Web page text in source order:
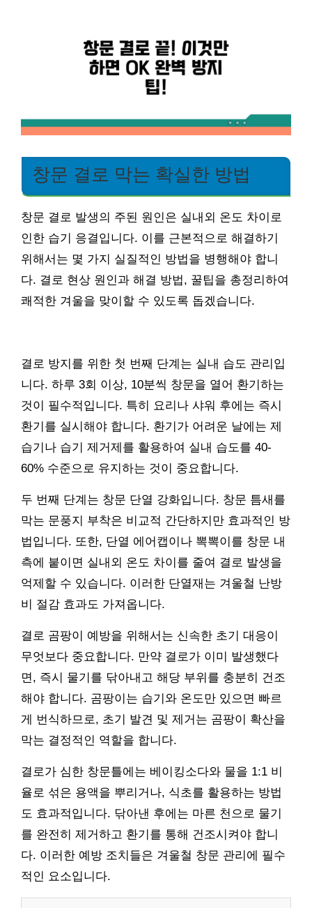
창문 결로 막는 확실한 방법
창문 결로 발생의 주된 원인은 실내외 온도 차이로
인한 습기 응결입니다. 이를 근본적으로 해결하기
위해서는 몇 가지 실질적인 방법을 병행해야 합니
다. 결로 현상 원인과 해결 방법, 꿀팁을 총정리하여
쾌적한 겨울을 맞이할 수 있도록 돕겠습니다.
결로 방지를 위한 첫 번째 단계는 실내 습도 관리입
니다. 하루 3회 이상, 10분씩 창문을 열어 환기하는
것이 필수적입니다. 특히 요리나 샤워 후에는 즉시
환기를 실시해야 합니다. 환기가 어려운 날에는 제
습기나 습기 제거제를 활용하여 실내 습도를 40-
60% 수준으로 유지하는 것이 중요합니다.
두 번째 단계는 창문 단열 강화입니다. 창문 틈새를
막는 문풍지 부착은 비교적 간단하지만 효과적인 방
법입니다. 또한, 단열 에어캡이나 뽁뽁이를 창문 내
측에 붙이면 실내외 온도 차이를 줄여 결로 발생을
억제할 수 있습니다. 이러한 단열재는 겨울철 난방
비 절감 효과도 가져옵니다.
결로 곰팡이 예방을 위해서는 신속한 초기 대응이
무엇보다 중요합니다. 만약 결로가 이미 발생했다
면, 즉시 물기를 닦아내고 해당 부위를 충분히 건조
해야 합니다. 곰팡이는 습기와 온도만 있으면 빠르
게 번식하므로, 초기 발견 및 제거는 곰팡이 확산을
막는 결정적인 역할을 합니다.
결로가 심한 창문틀에는 베이킹소다와 물을 1:1 비
율로 섞은 용액을 뿌리거나, 식초를 활용하는 방법
도 효과적입니다. 닦아낸 후에는 마른 천으로 물기
를 완전히 제거하고 환기를 통해 건조시켜야 합니
다. 이러한 예방 조치들은 겨울철 창문 관리에 필수
적인 요소입니다.